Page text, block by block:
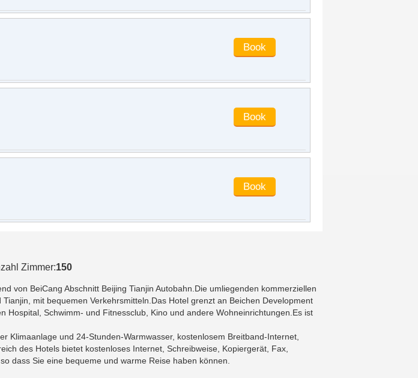
Zimmer:150
von BeiCang Abschnitt Beijing Tianjin Autobahn.Die umliegenden kommerziellen
mit bequemen Verkehrsmitteln.Das Hotel grenzt an Beichen Development
Schwimm- und Fitnessclub, Kino und andere Wohneinrichtungen.Es ist
Klimaanlage und 24-Stunden-Warmwasser, kostenlosem Breitband-Internet,
des Hotels bietet kostenloses Internet, Schreibweise, Kopiergerät, Fax,
dass Sie eine bequeme und warme Reise haben können.